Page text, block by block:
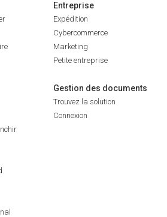
Entreprise
Expédition
Cybercommerce
Marketing
Petite entreprise
Gestion des documents
Trouvez la solution
Connexion